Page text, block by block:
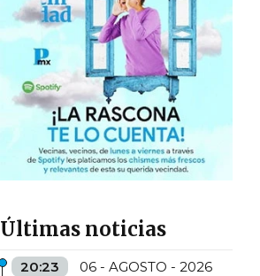
Últimas noticias
20:23 06 - AGOSTO - 2026